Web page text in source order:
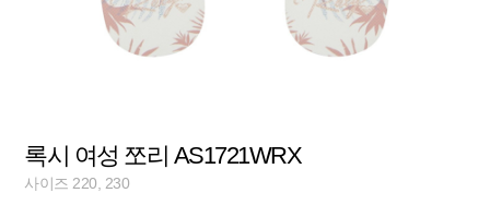
록시 여성 쪼리 AS1721WRX
사이즈 220, 230